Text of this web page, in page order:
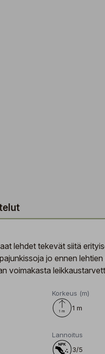
lehdet tekevät siitä
jo ennen
voimakasta
Korkeus (m)
1 m
Lannoitus
3/5